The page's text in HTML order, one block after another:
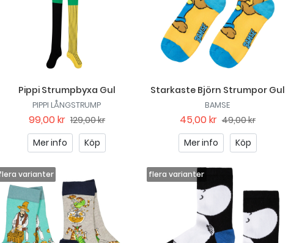
Pippi Strumpbyxa Gul
PIPPI LÅNGSTRUMP
99,00 kr 129,00 kr
Mer info
Köp
Starkaste Björn Strumpor Gul
BAMSE
45,00 kr 49,00 kr
Mer info
Köp